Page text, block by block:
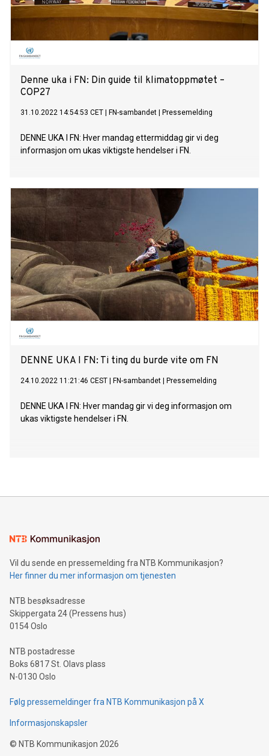
Denne uka i FN: Din guide til klimatoppmøtet –
COP27
31.10.2022 14:54:53 CET FN-sambandet Pressemelding
DENNE UKA I FN: Hver mandag ettermiddag gir vi deg
informasjon om ukas viktigste hendelser i FN.
DENNE UKA I FN: Ti ting du burde vite om FN
24.10.2022 11:21:46 CEST FN-sambandet Pressemelding
DENNE UKA I FN: Hver mandag gir vi deg informasjon om
ukas viktigste hendelser i FN.
Vil du sende en pressemelding fra NTB Kommunikasjon?
Her finner du mer informasjon om tjenesten
NTB besøksadresse
Skippergata 24 (Pressens hus)
0154 Oslo
NTB postadresse
Boks 6817 St. Olavs plass
N-0130 Oslo
Følg pressemeldinger fra NTB Kommunikasjon på X
Informasjonskapsler
© NTB Kommunikasjon 2026